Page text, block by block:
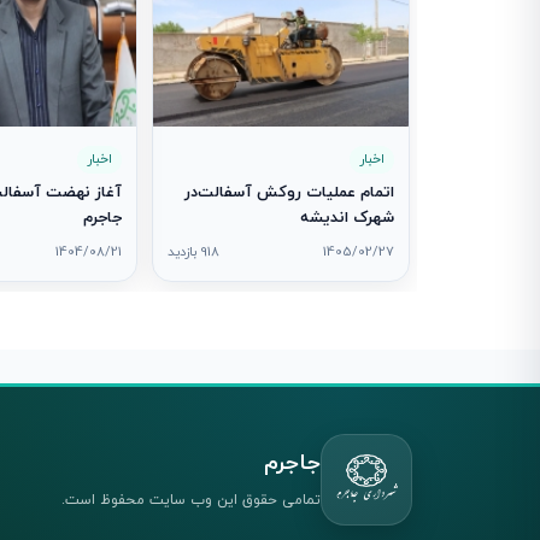
اخبار
اتمام عملیات روکش آسفالت‌در
شهرک اندیشه
1405/02/27 918 بازدید
اخبار
آغاز نهضت
جاجرم
1404/08/21
جاجرم
تمامی حقوق این وب سایت محفوظ است.